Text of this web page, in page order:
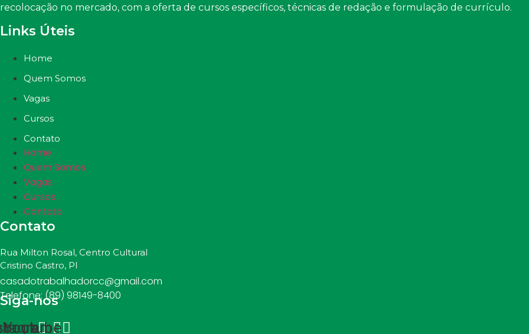
recolocação no mercado, com a oferta de cursos específicos, técnicas de redação e formulação de currículo.
Links Úteis
Home
Quem Somos
Vagas
Cursos
Contato
Home
Quem Somos
Vagas
Cursos
Contato
Contato
Rua Milton Rosal, Centro Cultural
Cristino Castro, PI
casadotrabalhadorcc@gmail.com
Telefone: (89) 98149-8400
Siga-nos
Youtube